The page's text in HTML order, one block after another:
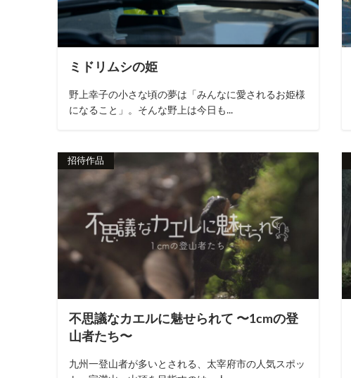
ミドリムシの姫
野上幸子の小さな頃の夢は「みんなに愛されるお姫様
になること」。そんな野上は今日も...
招待作品
不思議なカエルに魅せられて 〜1cmの登
山者たち〜
九州一登山者が多いとされる、太宰府市の人気スポッ